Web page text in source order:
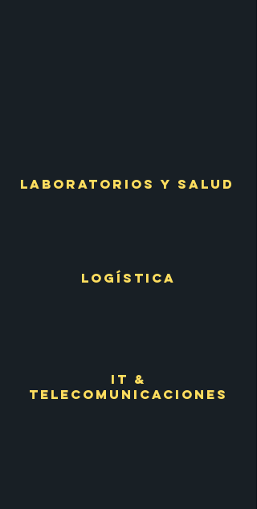
Laboratorios y salud
logística
IT &
telecomunicaciones